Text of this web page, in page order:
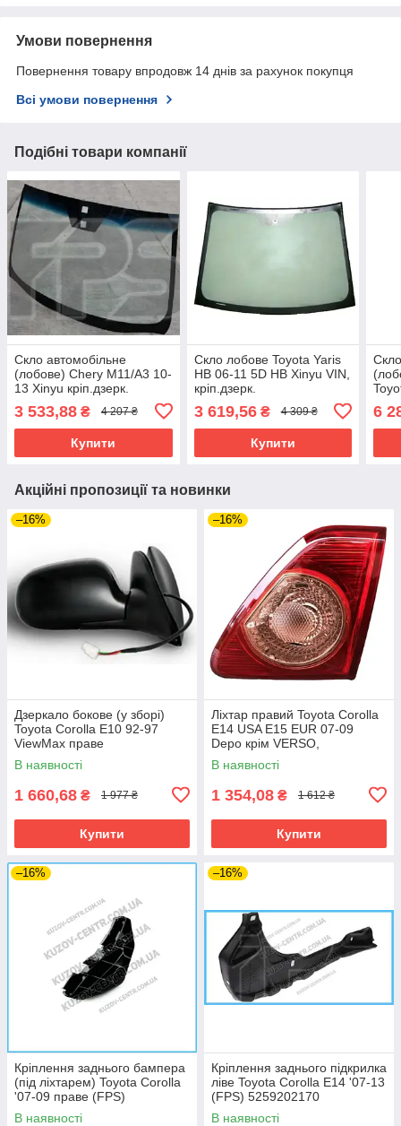
Умови повернення
Повернення товару впродовж 14 днів за рахунок покупця
Всі умови повернення
Подібні товари компанії
Скло автомобільне
(лобове) Chery M11/A3 10-
13 Xinyu кріп.дзерк.
3 533,88 ₴ 4 207 ₴
Купити
Скло лобове Toyota Yaris
HB 06-11 5D HB Xinyu VIN,
кріп.дзерк.
3 619,56₴ 4 309 ₴
Купити
6
Акційні пропозиції та новинки
–16%
Дзеркало бокове (у зборі)
Toyota Corolla E10 92-97
ViewMax праве
В наявності
1 660,68 ₴ 1 977 ₴
Купити
–16%
Ліхтар правий Toyota Corolla
E14 USA E15 EUR 07-09
Depo крім VERSO,
внутрішній, без патрона
В наявності
1 354,08 ₴ 1 612 ₴
Купити
–16%
Кріплення заднього бампера
(під ліхтарем) Toyota Corolla
'07-09 праве (FPS)
5256202080
В наявності
–16%
Кріплення заднього підкрилка
ліве Toyota Corolla E14 '07-13
(FPS) 5259202170
В наявності